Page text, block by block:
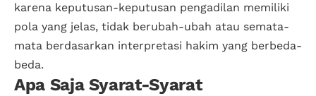
karena keputusan-keputusan pengadilan memiliki
pola yang jelas, tidak berubah-ubah atau semata-
mata berdasarkan interpretasi hakim yang berbeda-
beda.
Apa Saja Syarat-Syarat